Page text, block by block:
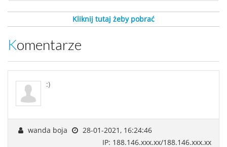
Kliknij tutaj żeby pobrać
Komentarze
:)
wanda boja
28-01-2021, 16:24:46
IP: 188.146.xxx.xx/188.146.xxx.xx